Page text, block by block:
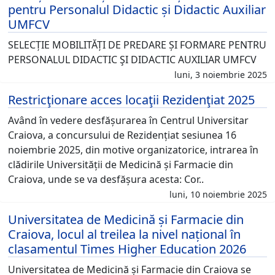
pentru Personalul Didactic și Didactic Auxiliar
UMFCV
SELECȚIE MOBILITĂȚI DE PREDARE ȘI FORMARE PENTRU
PERSONALUL DIDACTIC ŞI DIDACTIC AUXILIAR UMFCV
luni, 3 noiembrie 2025
Restricţionare acces locaţii Rezidenţiat 2025
Având în vedere desfășurarea în Centrul Universitar
Craiova, a concursului de Rezidențiat sesiunea 16
noiembrie 2025, din motive organizatorice, intrarea în
clădirile Universității de Medicină și Farmacie din
Craiova, unde se va desfășura acesta: Cor..
luni, 10 noiembrie 2025
Universitatea de Medicină și Farmacie din
Craiova, locul al treilea la nivel național în
clasamentul Times Higher Education 2026
Universitatea de Medicină și Farmacie din Craiova se